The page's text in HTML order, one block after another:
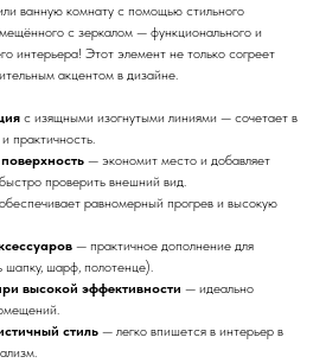
ванную комнату с помощью стильного
с зеркалом — функционального и
интерьера! Этот элемент не только согреет
акцентом в дизайне.
с изящными изогнутыми линиями — сочетает в
практичность.
— экономит место и добавляет
проверить внешний вид.
обеспечивает равномерный прогрев и высокую
— практичное дополнение для
шарф, полотенце).
высокой эффективности — идеально
стиль — легко впишется в интерьер в